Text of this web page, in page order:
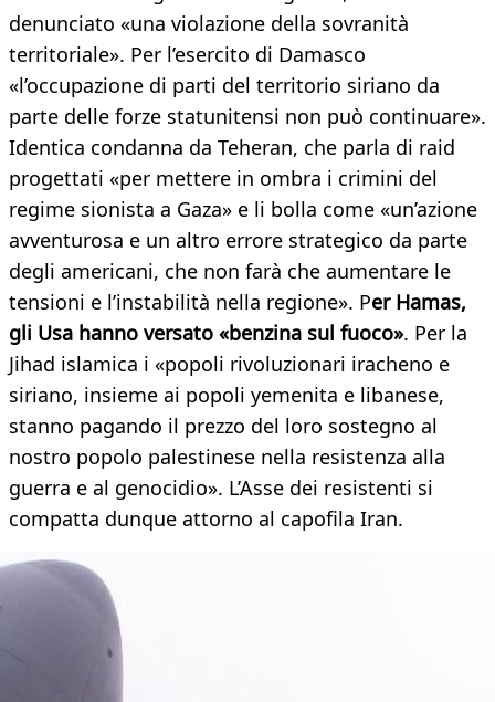
denunciato «una violazione della sovranità
territoriale». Per l’esercito di Damasco
«l’occupazione di parti del territorio siriano da
parte delle forze statunitensi non può continuare».
Identica condanna da Teheran, che parla di raid
progettati «per mettere in ombra i crimini del
regime sionista a Gaza» e li bolla come «un’azione
avventurosa e un altro errore strategico da parte
degli americani, che non farà che aumentare le
tensioni e l’instabilità nella regione». Per Hamas,
gli Usa hanno versato «benzina sul fuoco». Per la
Jihad islamica i «popoli rivoluzionari iracheno e
siriano, insieme ai popoli yemenita e libanese,
stanno pagando il prezzo del loro sostegno al
nostro popolo palestinese nella resistenza alla
guerra e al genocidio». L’Asse dei resistenti si
compatta dunque attorno al capofila Iran.